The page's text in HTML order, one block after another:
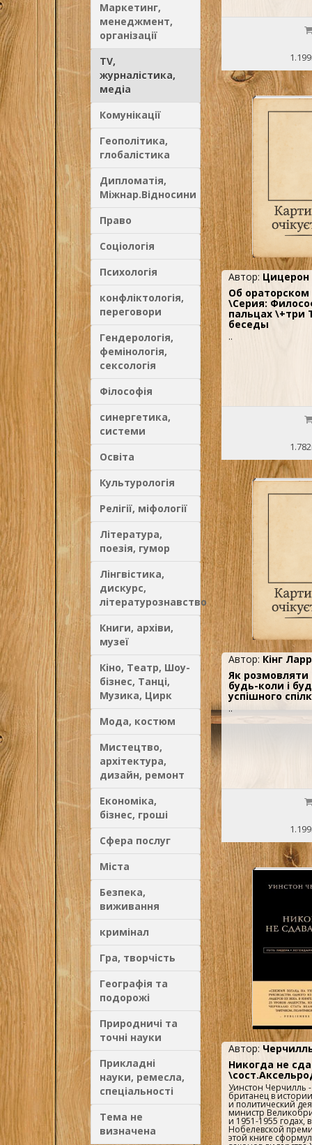
Маркетинг,
менеджмент,
організації
TV,
журналістика,
медіа
Комунікації
Геополітика,
глобалістика
Дипломатія,
Міжнар.Відносини
Право
Соціологія
Психологія
конфліктологія,
переговори
Гендерологія,
фемінологія,
сексологія
Філософія
синергетика,
системи
Освіта
Культурологія
Релігії, міфології
Література,
поезія, гумор
Лінгвістика,
дискурс,
літературознавство
Книги, архіви,
музеї
Кіно, Театр, Шоу-
бізнес, Танці,
Музика, Цирк
Мода, костюм
Мистецтво,
архітектура,
дизайн, ремонт
Економіка,
бізнес, гроші
Сфера послуг
Міста
Безпека,
виживання
кримінал
Гра, творчість
Географія та
подорожі
Природничі та
точні науки
Прикладні
науки, ремесла,
спеціальності
Тема не
визначена
Автор: Цицерон
Об ораторском
\Серия:
пальцах \+три
беседы
..
Автор: Кінг
Як розмовляти
будь-коли і
успішного
..
Автор:
Никогда не
Уинстон Черчилль
британец в
и политический
министр
и 1951-1955 годах,
Нобелевской
этой книге